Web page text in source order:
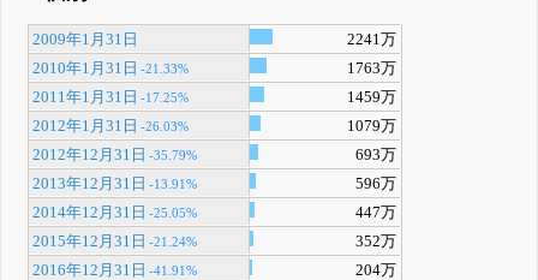
2009年1月31日
2241万
2010年1月31日 -21.33%
1763万
2011年1月31日 -17.25%
1459万
2012年1月31日 -26.03%
1079万
2012年12月31日 -35.79%
693万
2013年12月31日 -13.91%
596万
2014年12月31日 -25.05%
447万
2015年12月31日 -21.24%
352万
2016年12月31日 -41.91%
204万